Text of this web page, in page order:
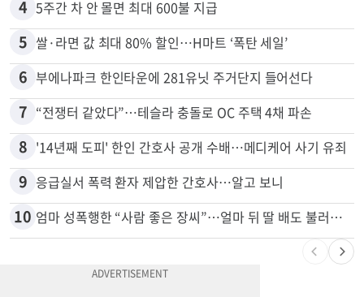
3 취업 잘되는 대학 1위는?…하버드 3위
4 5주간 차 안 몰면 최대 600불 지급
5 쌀·라면 값 최대 80% 할인…H마트 ‘폭탄 세일’
6 부에나파크 한인타운에 281유닛 주거단지 들어선다
7 “전쟁터 같았다”…테슬라 충돌로 OC 주택 4채 파손
8 '14년째 도피' 한인 간호사 공개 수배…메디케어 사기 유죄
9 응급실서 폭력 환자 제압한 간호사…알고 보니
엄마 성폭행한 “사람 좋은 장씨”…얼마 뒤 딸 배도 불러왔다